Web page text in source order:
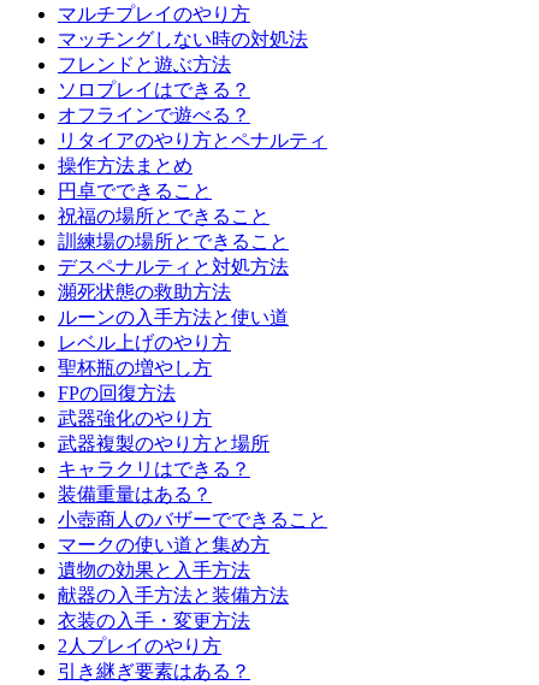
マルチプレイのやり方
マッチングしない時の対処法
フレンドと遊ぶ方法
ソロプレイはできる？
オフラインで遊べる？
リタイアのやり方とペナルティ
操作方法まとめ
円卓でできること
祝福の場所とできること
訓練場の場所とできること
デスペナルティと対処方法
瀕死状態の救助方法
ルーンの入手方法と使い道
レベル上げのやり方
聖杯瓶の増やし方
FPの回復方法
武器強化のやり方
武器複製のやり方と場所
キャラクリはできる？
装備重量はある？
小壺商人のバザーでできること
マークの使い道と集め方
遺物の効果と入手方法
献器の入手方法と装備方法
衣装の入手・変更方法
2人プレイのやり方
引き継ぎ要素はある？